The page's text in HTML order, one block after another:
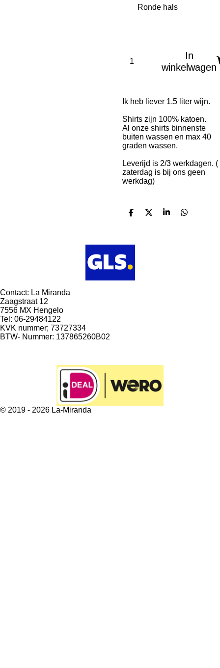
In
winkelwagen
Ik heb liever 1.5 liter wijn.
Shirts zijn 100% katoen.
Al onze shirts binnenste
buiten wassen en max 40
graden wassen.
Leverijd is 2/3 werkdagen. (
zaterdag is bij ons geen
werkdag)
D
n
D
S
D
Contact: La Miranda
Zaagstraat 12
7556 MX Hengelo
Tel: 06-29484122
KVK nummer; 73727334
BTW- Nummer: 137865260B02
© 2019 - 2026 La-Miranda